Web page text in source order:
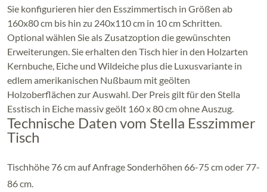
Sie konfigurieren hier den Esszimmertisch in Größen ab
160x80 cm bis hin zu 240x110 cm in 10 cm Schritten.
Optional wählen Sie als Zusatzoption die gewünschten
Erweiterungen. Sie erhalten den Tisch hier in den Holzarten
Kernbuche, Eiche und Wildeiche plus die Luxusvariante in
edlem amerikanischen Nußbaum mit geölten
Holzoberflächen zur Auswahl. Der Preis gilt für den Stella
Esstisch in Eiche massiv geölt 160 x 80 cm ohne Auszug.
Technische Daten vom Stella Esszimmer
Tisch
Tischhöhe 76 cm auf Anfrage Sonderhöhen 66-75 cm oder 77-
86 cm.